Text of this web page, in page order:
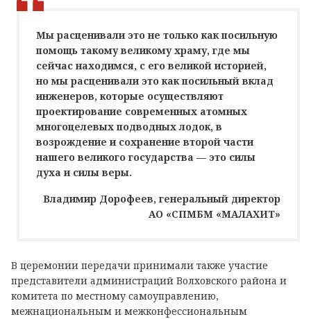
Мы расценивали это не только как посильную
помощь такому великому храму, где мы
сейчас находимся, с его великой историей,
но мы расценивали это как посильный вклад
инженеров, которые осуществляют
проектирование современных атомных
многоцелевых подводных лодок, в
возрождение и сохранение второй части
нашего великого государства — это силы
духа и силы веры.
Владимир Дорофеев, генеральный директор
АО «СПМБМ «МАЛАХИТ»
В церемонии передачи принимали также участие
представители администраций Волховского района и
комитета по местному самоуправлению,
межнациональным и межконфессиональным